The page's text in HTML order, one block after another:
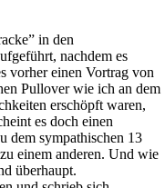
in den
nachdem es
vorher einen Vortrag von
Pullover wie ich an dem
erschöpft waren,
es doch einen
dem sympathischen 13
einem anderen. Und wie
überhaupt.